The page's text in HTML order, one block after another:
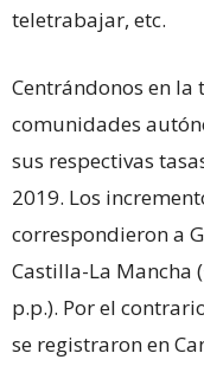
teletrabajar, etc.
Centrándonos en la
comunidades
sus respectivas
2019. Los
correspondieron a
Castilla-La Mancha
p.p.). Por el
se registraron en